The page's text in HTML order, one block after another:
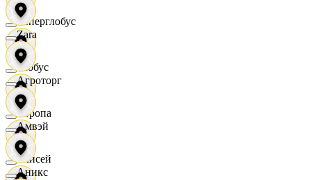
Гиперглобус
Глобус
Европа
Елисей
Zara
Агроторг
Амвэй
Аникс